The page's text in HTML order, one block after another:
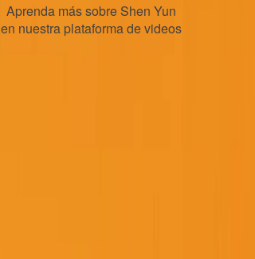
Aprenda más sobre Shen Yun
en nuestra plataforma de videos